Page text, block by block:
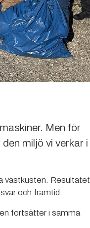
Men för
miljö vi verkar i
västkusten. Resultatet
och framtid.
fortsätter i samma